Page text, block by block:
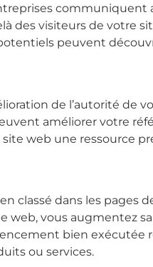
communiquent
des visiteurs de votre
peuvent
de l’autorité de
améliorer votre
web une ressource
classé dans les pages
vous augmentez
bien exécutée
ou services.